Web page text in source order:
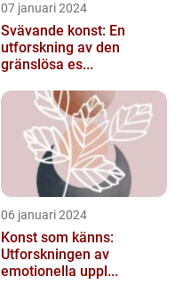
07 januari 2024
Svävande konst: En
utforskning av den
gränslösa es...
06 januari 2024
Konst som känns:
Utforskningen av
emotionella uppl...